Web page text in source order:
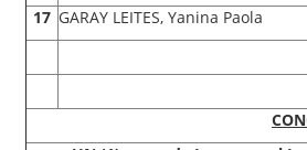
17 GARAY LEITES, Yanina Paola